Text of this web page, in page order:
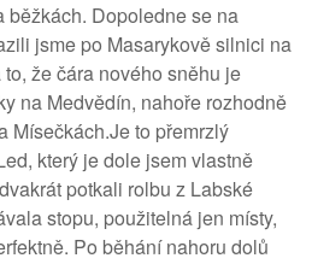
Dopoledne se na
jsme po Masarykově silnici na
že čára nového sněhu je
na Medvědín, nahoře rozhodně
Mísečkách.Je to přemrzlý
který je dole jsem vlastně
potkali rolbu z Labské
stopu, použitelná jen místy,
Po běhání nahoru dolů